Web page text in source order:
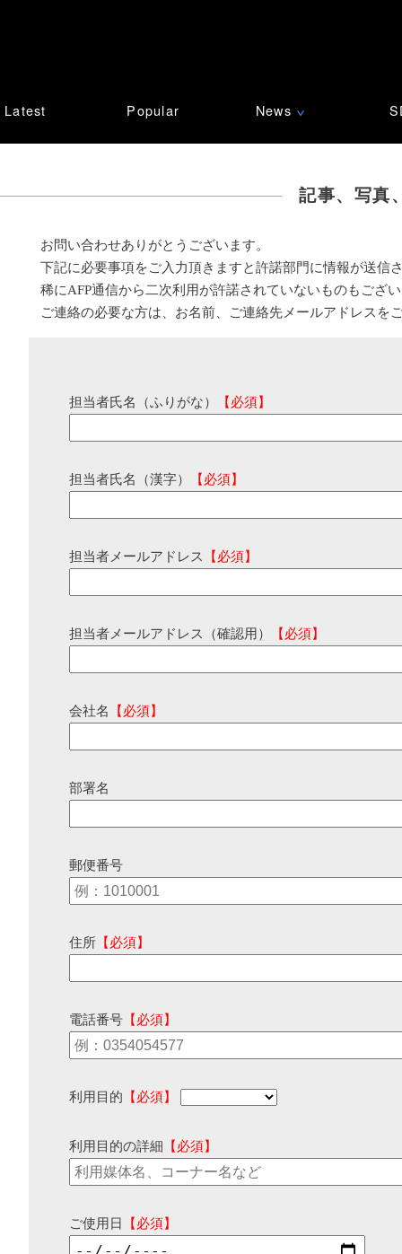
Latest Popular News ∨
記事、写真
お問い合わせありがとうございます。
下記に必要事項をご入力頂きますと許諾部門に情報が送信
稀にAFP通信から二次利用が許諾されていないものもござ
ご連絡の必要な方は、お名前、ご連絡先メールアドレスを
担当者氏名（ふりがな） 【必須】
担当者氏名（漢字） 【必須】
担当者メールアドレス 【必須】
担当者メールアドレス（確認用） 【必須】
会社名 【必須】
部署名
郵便番号
住所 【必須】
電話番号 【必須】
利用目的 【必須】
利用目的の詳細 【必須】
ご使用日 【必須】